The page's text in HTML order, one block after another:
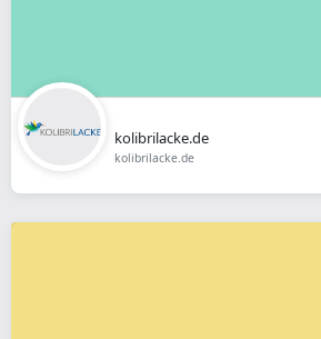
kolibrilacke.de
kolibrilacke.de